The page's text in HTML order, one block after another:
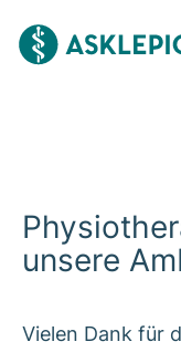
unsere
Vielen Dank für